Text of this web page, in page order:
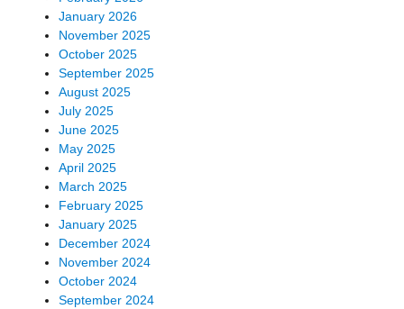
January 2026
November 2025
October 2025
September 2025
August 2025
July 2025
June 2025
May 2025
April 2025
March 2025
February 2025
January 2025
December 2024
November 2024
October 2024
September 2024